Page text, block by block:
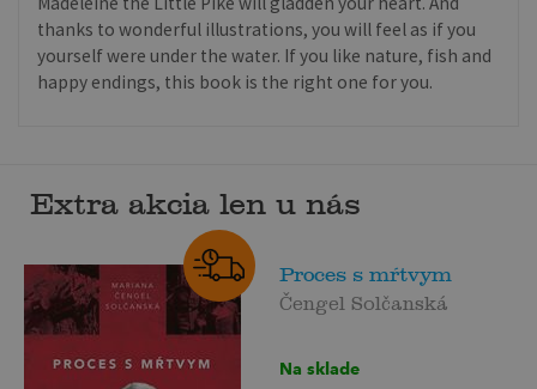
thanks to wonderful illustrations, you will feel as if you
yourself were under the water. If you like nature, fish and
happy endings, this book is the right one for you.
Extra akcia len u nás
Proces s mŕtvym
Čengel Solčanská
Na sklade